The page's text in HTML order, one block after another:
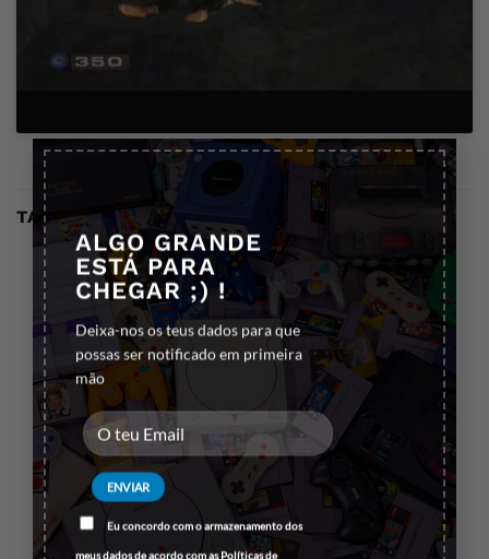
ALGO GRANDE
ESTÁ PARA
CHEGAR ;) !
Deixa-nos os teus dados para que
possas ser notificado em primeira
mão
Eu concordo com o armazenamento dos
meus dados de acordo com asPolíticas de
×
TAMBÉM PODE GOSTAR…
JOGOS PS2
BASS MASTER FISHING
(C/CANA INTERACTIVA)
PS2 (NOVO)
ACESSÓRIOS PS2
CARTÃO DE MEMÓRIA
SONY 8MB (PRETO) PS2
(SEMI-NOVO)